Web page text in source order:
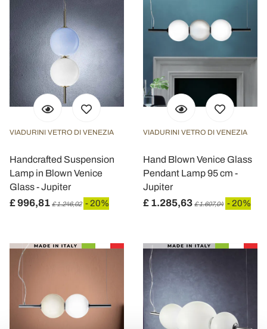
VIADURINI VETRO DI VENEZIA
Handcrafted Suspension
Lamp in Blown Venice
Glass - Jupiter
£ 996,81 £ 1.246,02 - 20%
VIADURINI VETRO DI VENEZIA
Hand Blown Venice Glass
Pendant Lamp 95 cm -
Jupiter
£ 1.285,63 £ 1.607,04 - 20%